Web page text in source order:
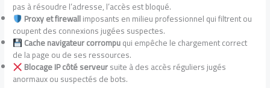
pas à résoudre l’adresse, l’accès est bloqué.
Proxy et firewallimposants en milieu professionnel qui filtrent ou
coupent des connexions jugées suspectes.
Cache navigateur corrompuqui empêche le chargement correct
de la page ou de ses ressources.
Blocage IP côté serveursuite à des accès réguliers jugés
anormaux ou suspectés de bots.